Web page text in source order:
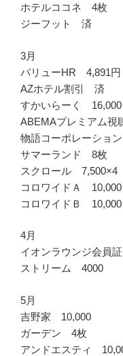
ホテルココネ 4枚
ジーフット 済
3月
バリューHR 4,891
AZホテル割引 済
すかいらーく 16,000
ABEMAプレミアム視
物語コーポレーショ
サマーランド 8枚
スクロール 7,500×4
コロワイドＡ 10,000
コロワイドＢ 10,000
4月
イオンラウンジ会員
ストリーム 4000
5月
吉野家 10,000
ガーデン 4枚
アンドエスティ